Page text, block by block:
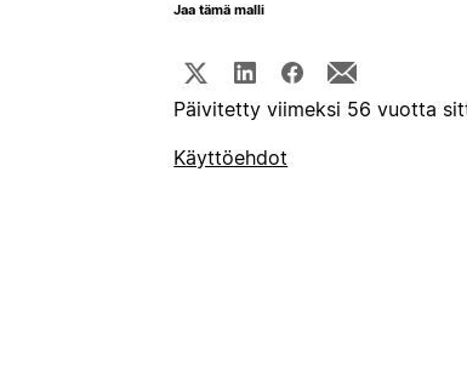
Jaa tämä malli
Päivitetty viimeksi 56 vuotta
Käyttöehdot